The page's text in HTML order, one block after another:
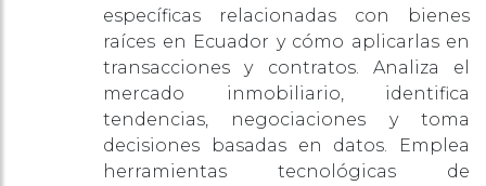
específicas relacionadas con bienes
raíces en Ecuador y cómo aplicarlas en
transacciones y contratos. Analiza el
mercado inmobiliario, identifica
tendencias, negociaciones y toma
decisiones basadas en datos. Emplea
herramientas tecnológicas de